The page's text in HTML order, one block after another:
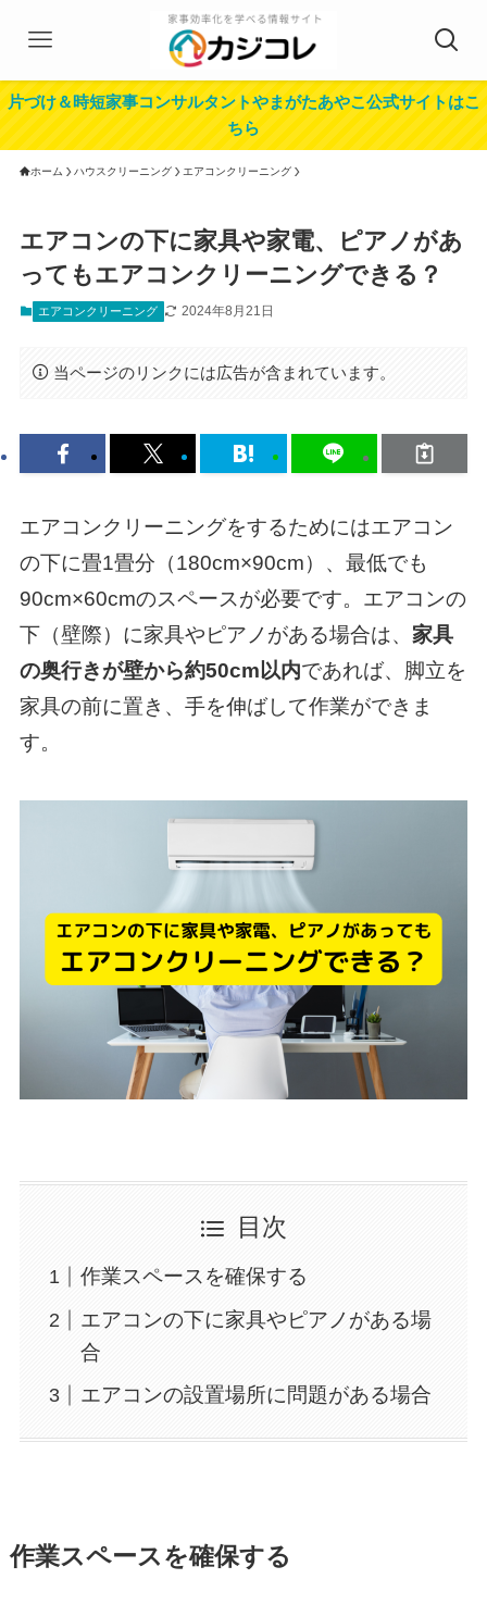
片づけ＆時短家事コンサルタントやまがたあやこ公式サイトはこ
ちら
ホーム ハウスクリーニング エアコンクリーニング
エアコンの下に家具や家電、ピアノがあ
ってもエアコンクリーニングできる？
エアコンクリーニング 2024年8月21日
当ページのリンクには広告が含まれています。
エアコンクリーニングをするためにはエアコン
の下に畳1畳分（180cm×90cm）、最低でも
90cm×60cmのスペースが必要です。エアコンの
下（壁際）に家具やピアノがある場合は、 家具
の奥行きが壁から約50cm以内であれば、脚立を
家具の前に置き、手を伸ばして作業ができま
す。
目次
作業スペースを確保する
エアコンの下に家具やピアノがある場
合
エアコンの設置場所に問題がある場合
作業スペースを確保する